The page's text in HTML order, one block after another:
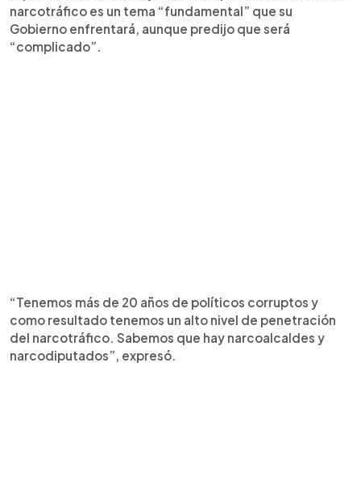
narcotráfico es un tema “fundamental” que su
Gobierno enfrentará, aunque predijo que será
“complicado”.
“Tenemos más de 20 años de políticos corruptos y
como resultado tenemos un alto nivel de penetración
del narcotráfico. Sabemos que hay narcoalcaldes y
narcodiputados”, expresó.